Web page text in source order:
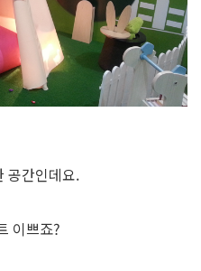
공간인데요.
이쁘죠?